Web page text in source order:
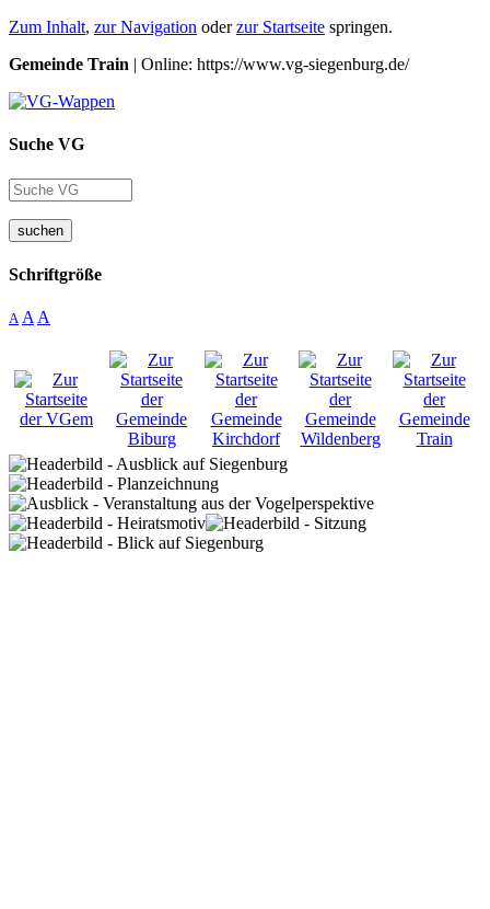
Zum Inhalt, zur Navigation oderzur Startseite springen.
Gemeinde Train | Online: https://www.vg-siegenburg.de/
Suche VG
suchen
Schriftgröße
A A A